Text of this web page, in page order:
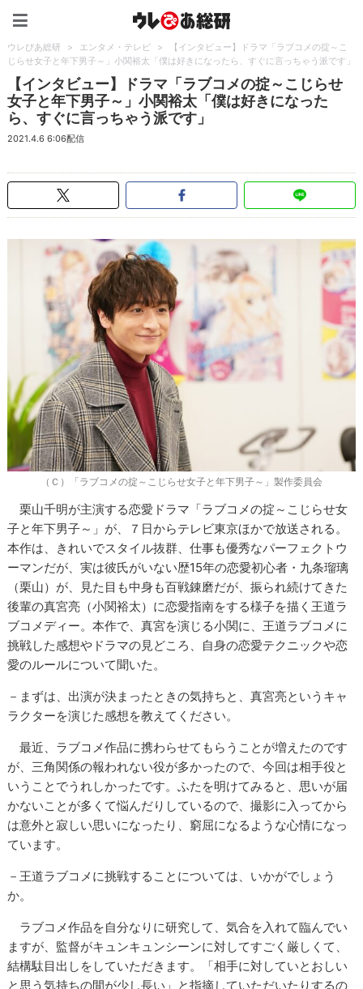
ウレぴあ総研 > エンタメ・テレビ >
【インタビュー】ドラマ「ラブコメの掟～こ
じらせ女子と年下男子～」小関裕太「僕は好きになったら、すぐに言っちゃう派です」
【インタビュー】ドラマ「ラブコメの掟～こじらせ
女子と年下男子～」小関裕太「僕は好きになった
ら、すぐに言っちゃう派です」
2021.4.6 6:06配信
（Ｃ）「ラブコメの掟～こじらせ女子と年下男子～」製作委員会
栗山千明が主演する恋愛ドラマ「ラブコメの掟～こじらせ女
子と年下男子～」が、７日からテレビ東京ほかで放送される。
本作は、きれいでスタイル抜群、仕事も優秀なパーフェクトウ
ーマンだが、実は彼氏がいない歴15年の恋愛初心者・九条瑠璃
（栗山）が、見た目も中身も百戦錬磨だが、振られ続けてきた
後輩の真宮亮（小関裕太）に恋愛指南をする様子を描く王道ラ
ブコメディー。本作で、真宮を演じる小関に、王道ラブコメに
挑戦した感想やドラマの見どころ、自身の恋愛テクニックや恋
愛のルールについて聞いた。
－まずは、出演が決まったときの気持ちと、真宮亮というキャ
ラクターを演じた感想を教えてください。
最近、ラブコメ作品に携わらせてもらうことが増えたのです
が、三角関係の報われない役が多かったので、今回は相手役と
いうことでうれしかったです。ふたを明けてみると、思いが届
かないことが多くて悩んだりしているので、撮影に入ってから
は意外と寂しい思いになったり、窮屈になるような心情になっ
ています。
－王道ラブコメに挑戦することについては、いかがでしょう
か。
ラブコメ作品を自分なりに研究して、気合を入れて臨んでい
ますが、監督がキュンキュンシーンに対してすごく厳しくて、
結構駄目出しをしていただきます。「相手に対していとおしい
と思う気持ちの間が少し長い」と指摘していただいたりするの